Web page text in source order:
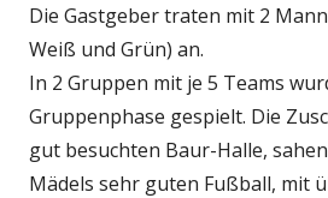
Die Gastgeber traten mit 2
Weiß und Grün) an.
In 2 Gruppen mit je 5 Teams
Gruppenphase gespielt. Die
gut besuchten Baur-Halle,
Mädels sehr guten Fußball, mit